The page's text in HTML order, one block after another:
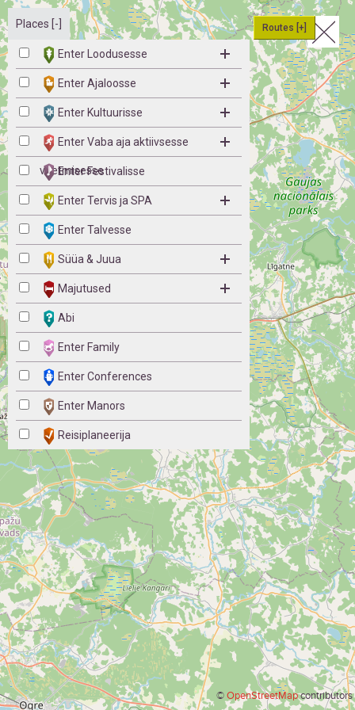
©OpenStreetMapcontributors
Places [-]
Enter Loodusesse
Enter Ajaloosse
Enter Kultuurisse
Enter Vaba aja aktiivsesse
veetmisesse
Enter Festivalisse
Enter Tervis ja SPA
Enter Talvesse
Süüa & Juua
Majutused
Abi
Enter Family
Enter Conferences
Enter Manors
Reisiplaneerija
Routes [+]